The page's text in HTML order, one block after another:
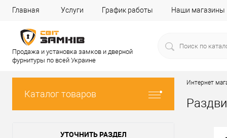
Главная Услуги График работы Наши магазины
Продажа и установка замков и дверной
фурнитуры по всей Украине
Каталог товаров
УТОЧНИТЬ РАЗДЕЛ
Интернет